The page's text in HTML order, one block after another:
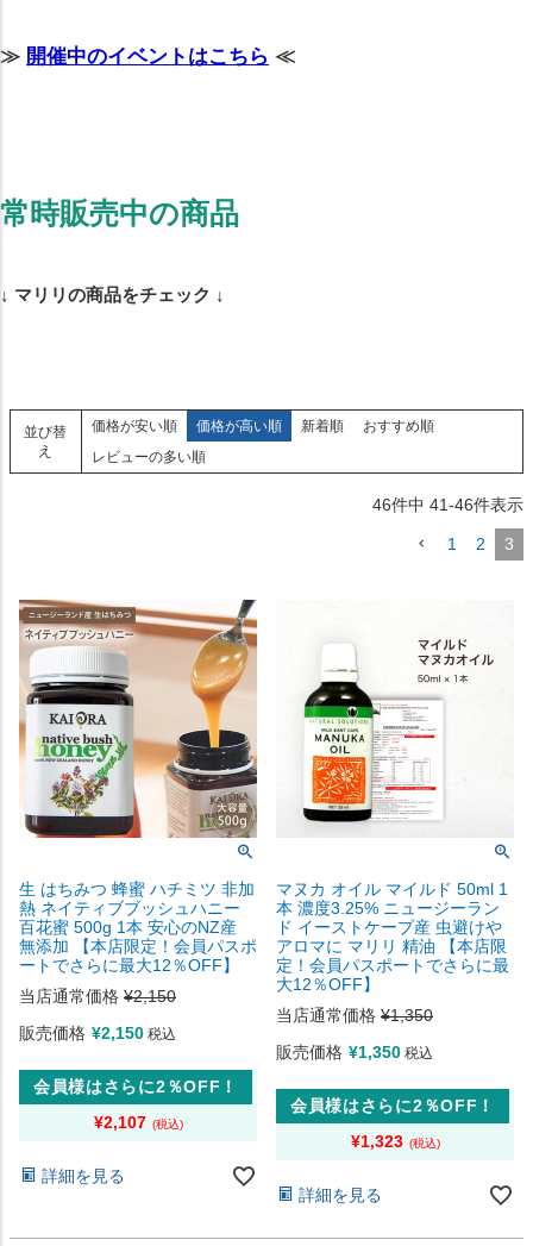
≫ 開催中のイベントはこちら ≪
常時販売中の商品
↓ マリリの商品をチェック ↓
並び替
え
価格が安い順 価格が高い順 新着順
おすすめ順
レビューの多い順
46件中 41-46件表示
1 2 3
生 はちみつ 蜂蜜 ハチミツ 非加
熱 ネイティブブッシュハニー
百花蜜 500g 1本 安心のNZ産
無添加 【本店限定！会員パスポ
ートでさらに最大12％OFF】
当店通常価格 ¥2,150
販売価格 ¥2,150 税込
会員様はさらに2％OFF！
¥2,107
詳細を見る
マヌカ オイル マイルド 50ml 1
本 濃度3.25% ニュージーラン
ド イーストケープ産 虫避けや
アロマに マリリ 精油 【本店限
定！会員パスポートでさらに最
大12％OFF】
当店通常価格 ¥1,350
販売価格 ¥1,350 税込
会員様はさらに2％OFF！
¥1,323
詳細を見る